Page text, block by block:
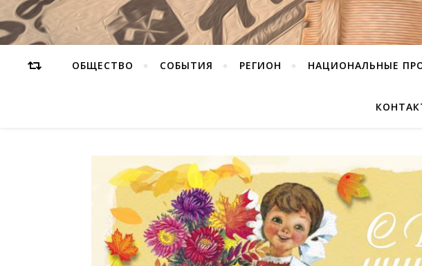
ОБЩЕСТВО СОБЫТИЯ РЕГИОН НАЦИОНАЛЬНЫЕ